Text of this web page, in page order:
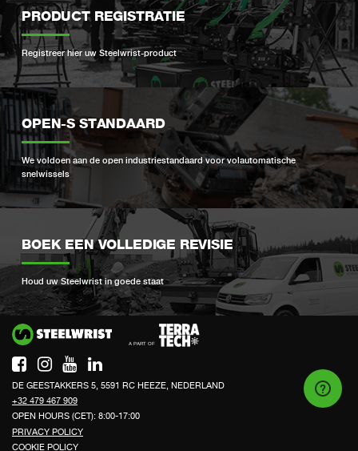
PRODUCT REGISTRATIE
Registreer hier uw Steelwrist-product
OPEN-S STANDAARD
We voldoen aan de open industriestandaard voor volautomatische
snelwissels
BOEK EEN VOLLEDIGE REVISIE
Houd uw Steelwrist in goede staat
DE GEESTAKKERS 5, 5591 RC HEEZE, NEDERLAND
+32 479 467 909
OPEN HOURS (CET): 8:00-17:00
PRIVACY POLICY
COOKIE POLICY